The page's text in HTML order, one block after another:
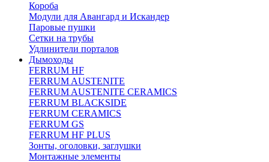
Короба
Модули для Авангард и Искандер
Паровые пушки
Сетки на трубы
Удлинители порталов
Дымоходы
FERRUM HF
FERRUM AUSTENITE
FERRUM AUSTENITE CERAMICS
FERRUM BLACKSIDE
FERRUM CERAMICS
FERRUM GS
FERRUM HF PLUS
Зонты, оголовки, заглушки
Монтажные элементы